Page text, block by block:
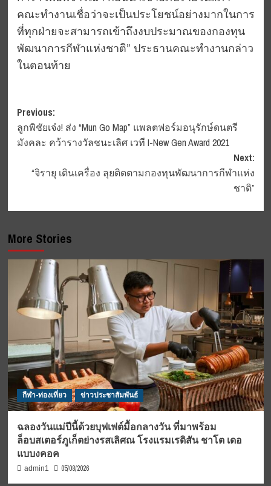
คณะทำงานเชื่อว่าจะเป็นประโยชน์อย่างมากในการ
ที่ทุกฝ่ายจะสามารถเข้าถึงงบประมาณของกองทุน
พัฒนาการกีฬาแห่งชาติ” ประธานคณะทำงานกล่าว
ในตอนท้าย
Post
navigation
Previous:
ลูกพิชัยเจ๋ง! ส่ง “Mun Go Map” แพลตฟอร์มอนุรักษ์ดนตรี
มังคละ คว้ารางวัลชนะเลิศ เวที I-New Gen Award 2021
Next:
“จิรายุ เดินเครื่อง ลุยติดตามกองทุนพัฒนาการกีฬาแห่ง
ชาติ”
More Stories
กีฬา-ท่องเที่ยว ข่าวประชาสัมพันธ์
ฉลองวันแม่ปีนี้ด้วยบุฟเฟต์มื้อกลางวัน ที่มาพร้อม
ล็อบสเตอร์ภูเก็ตย่างรสเลิศณ โรงแรมเรดิสัน ชาโต เดอ
แบบงคอค
admin1 05/08/2026